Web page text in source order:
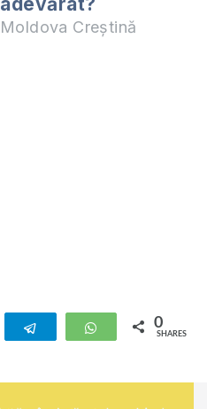
Moldova Creștină
Telegram WhatsApp
0
SHARES